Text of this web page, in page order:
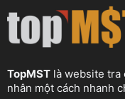
TopMST là website tra
nhân một cách nhanh